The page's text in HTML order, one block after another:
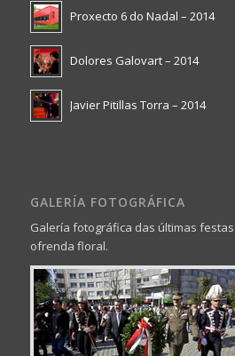
Proxecto 6 do Nadal – 2014
Dolores Galovart – 2014
Javier Pitillas Torra – 2014
GALERÍA FOTOGRÁFICA
Galería fotográfica das últimas
ofrenda floral.